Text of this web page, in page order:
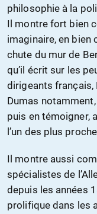
philosophie à la
Il montre fort bien
imaginaire, en bien
chute du mur de
qu’il écrit sur les
dirigeants français,
Dumas
puis en témoigner,
l’un des plus
Il montre aussi
spécialistes de
depuis les années
prolifique dans les